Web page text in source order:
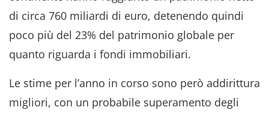
di circa 760 miliardi di euro, detenendo quindi
poco più del 23% del patrimonio globale per
quanto riguarda i fondi immobiliari.
Le stime per l’anno in corso sono però addirittura
migliori, con un probabile superamento degli